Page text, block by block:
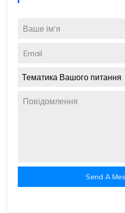
Тематика Вашого питання
Send A